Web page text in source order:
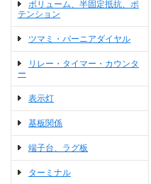
ボリューム、半固定抵抗、ポ
テンション
ツマミ・バーニアダイヤル
リレー・タイマー・カウンタ
ー
表示灯
基板関係
端子台、ラグ板
ターミナル